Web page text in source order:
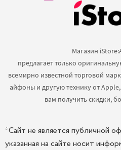
предлагает только
всемирно известной торговой
айфоны и другую технику от
вам получить скидки,
*Сайт не является публичной
указанная на сайте носит